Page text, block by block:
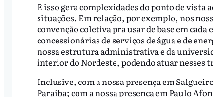
E isso gera complexidades do ponto de
situações. Em relação, por exemplo, nos
convenção coletiva pra usar de base em
concessionárias de serviços de água e de
nossa estrutura administrativa e da
interior do Nordeste, podendo atuar nesses
Inclusive, com a nossa presença em
Paraíba; com a nossa presença em Paulo